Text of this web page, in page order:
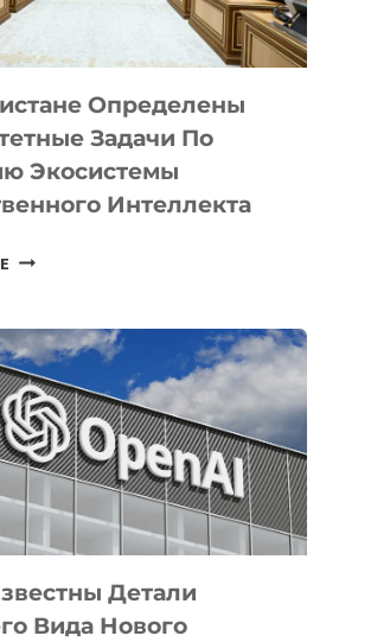
Определены
Задачи По
Экосистемы
Интеллекта
В
ПРИОРИТЕТНЫЕ
ЗАДАЧИ
ПО
РАЗВИТИЮ
ЭКОСИСТЕМЫ
ИСКУССТВЕННОГО
ИНТЕЛЛЕКТА
Детали
Вида Нового